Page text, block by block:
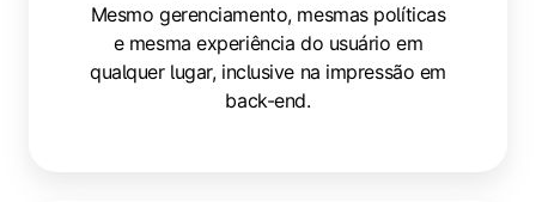
Mesmo gerenciamento, mesmas políticas
e mesma experiência do usuário em
qualquer lugar, inclusive na impressão em
back-end.